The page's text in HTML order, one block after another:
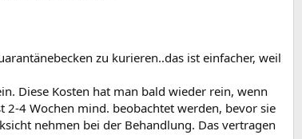
zu kurieren..das ist einfacher, weil
Diese Kosten hat man bald wieder rein, wenn
2-4 Wochen mind. beobachtet werden, bevor sie
nehmen bei der Behandlung. Das vertragen